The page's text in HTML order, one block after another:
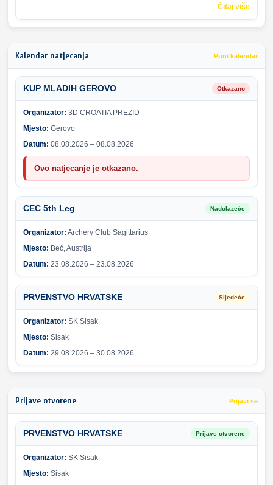
Čitaj više
Kalendar natjecanja Puni kalendar
KUP MLADIH GEROVO Otkazano
Organizator: 3D CROATIA PREZID
Mjesto: Gerovo
Datum: 08.08.2026 – 08.08.2026
Ovo natjecanje je otkazano.
CEC 5th Leg Nadolazeće
Organizator: Archery Club Sagittarius
Mjesto: Beč, Austrija
Datum: 23.08.2026 – 23.08.2026
PRVENSTVO HRVATSKE Sljedeće
Organizator: SK Sisak
Mjesto: Sisak
Datum: 29.08.2026 – 30.08.2026
Prijave otvorene Prijavi se
PRVENSTVO HRVATSKE Prijave otvorene
Organizator: SK Sisak
Mjesto: Sisak